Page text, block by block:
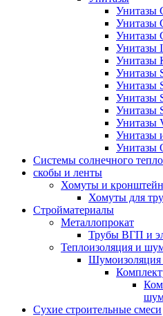
Унитазы
Унитазы
Унитазы
Унитазы
Унитазы
Унитазы
Унитазы
Унитазы
Унитазы
Унитазы
Унитазы
Унитазы
Системы солнечного
скобы и ленты
Хомуты и
Хомуты для
Стройматериалы
Металлопрокат
Трубы ВГП и
Теплоизоляция и
Шумоизоляция
Сухие строительные смеси